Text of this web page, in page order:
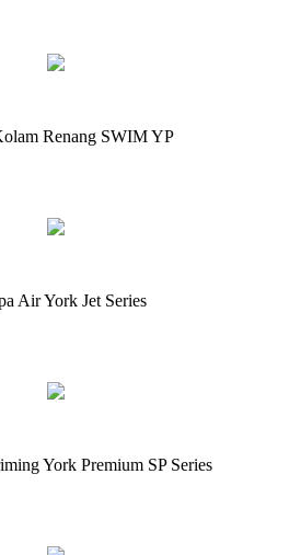
Renang SWIM YP
Air York Jet Series
York Premium SP Series